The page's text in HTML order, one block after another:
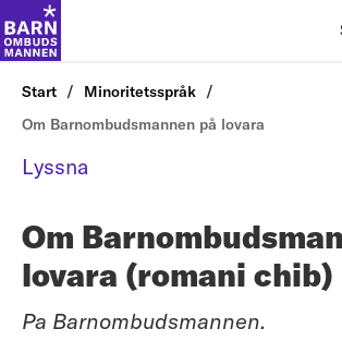
Start
Minoritetsspråk
Om Barnombudsmannen på lovara
Lyssna
Om
lovara (romani chib)
Pa Barnombudsmannen.